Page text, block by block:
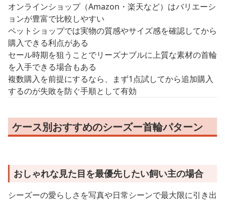
オンラインショップ（Amazon・楽天など）はバリエーシ
ョンが豊富で比較しやすい
ペットショップでは実物の質感やサイズ感を確認してから
購入できる利点がある
セール時期を狙うことでリーズナブルに上質な素材の首輪
を入手できる場合もある
複数購入を前提にするなら、まず1点試してから追加購入
するのが失敗を防ぐ手順として有効
ケース別おすすめのシーズー首輪パターン
おしゃれな見た目を最優先したい飼い主の場合
シーズーの愛らしさを写真や日常シーンで最大限に引き出